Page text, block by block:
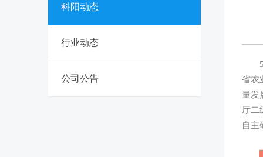
科阳动态
行业动态
公司公告
5月
省农
量发
厅二
自主